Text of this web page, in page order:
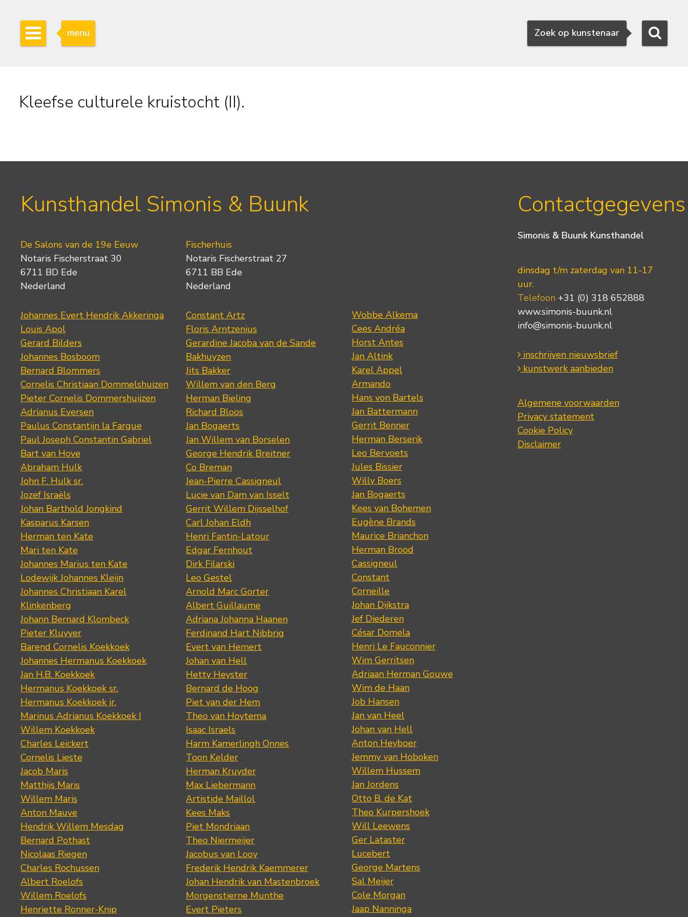
Zoeken
Zoek op kunstenaar
menu
Kleefse culturele kruistocht (II).
Kunsthandel Simonis & Buunk
De Salons van de 19e Eeuw
Notaris Fischerstraat 30
6711 BD Ede
Nederland
Johannes Evert Hendrik Akkeringa
Louis Apol
Gerard Bilders
Johannes Bosboom
Bernard Blommers
Cornelis Christiaan Dommelshuizen
Pieter Cornelis Dommershuijzen
Adrianus Eversen
Paulus Constantijn la Fargue
Paul Joseph Constantin Gabriel
Bart van Hove
Abraham Hulk
John F. Hulk sr.
Jozef Israëls
Johan Barthold Jongkind
Kasparus Karsen
Herman ten Kate
Mari ten Kate
Johannes Marius ten Kate
Lodewijk Johannes Kleijn
Johannes Christiaan Karel
Klinkenberg
Johann Bernard Klombeck
Pieter Kluyver
Barend Cornelis Koekkoek
Johannes Hermanus Koekkoek
Jan H.B. Koekkoek
Hermanus Koekkoek sr.
Hermanus Koekkoek jr.
Marinus Adrianus Koekkoek I
Willem Koekkoek
Charles Leickert
Cornelis Lieste
Jacob Maris
Matthijs Maris
Willem Maris
Anton Mauve
Hendrik Willem Mesdag
Bernard Pothast
Nicolaas Riegen
Charles Rochussen
Albert Roelofs
Willem Roelofs
Henriette Ronner-Knip
Fischerhuis
Notaris Fischerstraat 27
6711 BB Ede
Nederland
Constant Artz
Floris Arntzenius
Gerardine Jacoba van de Sande
Bakhuyzen
Jits Bakker
Willem van den Berg
Herman Bieling
Richard Bloos
Jan Bogaerts
Jan Willem van Borselen
George Hendrik Breitner
Co Breman
Jean-Pierre Cassigneul
Lucie van Dam van Isselt
Gerrit Willem Dijsselhof
Carl Johan Eldh
Henri Fantin-Latour
Edgar Fernhout
Dirk Filarski
Leo Gestel
Arnold Marc Gorter
Albert Guillaume
Adriana Johanna Haanen
Ferdinand Hart Nibbrig
Evert van Hemert
Johan van Hell
Hetty Heyster
Bernard de Hoog
Piet van der Hem
Theo van Hoytema
Isaac Israels
Harm Kamerlingh Onnes
Toon Kelder
Herman Kruyder
Max Liebermann
Artistide Maillol
Kees Maks
Piet Mondriaan
Theo Niermeijer
Jacobus van Looy
Frederik Hendrik Kaemmerer
Johan Hendrik van Mastenbroek
Morgenstjerne Munthe
Evert Pieters
Wobbe Alkema
Cees Andréa
Horst Antes
Jan Altink
Karel Appel
Armando
Hans von Bartels
Jan Battermann
Gerrit Benner
Herman Berserik
Leo Bervoets
Jules Bissier
Willy Boers
Jan Bogaerts
Kees van Bohemen
Eugène Brands
Maurice Brianchon
Herman Brood
Cassigneul
Constant
Corneille
Johan Dijkstra
Jef Diederen
César Domela
Henri Le Fauconnier
Wim Gerritsen
Adriaan Herman Gouwe
Wim de Haan
Job Hansen
Jan van Heel
Johan van Hell
Anton Heyboer
Jemmy van Hoboken
Willem Hussem
Jan Jordens
Otto B. de Kat
Theo Kurpershoek
Will Leewens
Ger Lataster
Lucebert
George Martens
Sal Meijer
Cole Morgan
Jaap Nanninga
Contactgegevens
Simonis & Buunk Kunsthandel
dinsdag t/m zaterdag van 11-17
uur.
Telefoon +31 (0) 318 652888
www.simonis-buunk.nl
info@simonis-buunk.nl
inschrijven nieuwsbrief
kunstwerk aanbieden
Algemene voorwaarden
Privacy statement
Cookie Policy
Disclaimer